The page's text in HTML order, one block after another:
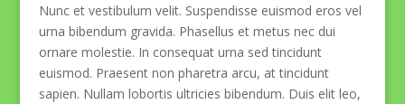
Nunc et vestibulum velit. Suspendisse euismod eros vel
urna bibendum gravida. Phasellus et metus nec dui
ornare molestie. In consequat urna sed tincidunt
euismod. Praesent non pharetra arcu, at tincidunt
sapien. Nullam lobortis ultricies bibendum. Duis elit leo,